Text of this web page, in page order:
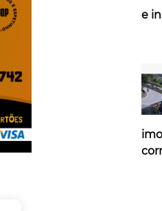
e